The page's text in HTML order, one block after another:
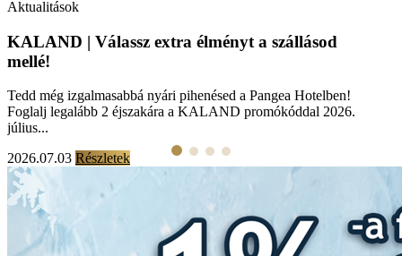
Aktualitások
KALAND | Válassz extra élményt a szállásod
mellé!
Tedd még izgalmasabbá nyári pihenésed a Pangea Hotelben!
Foglalj legalább 2 éjszakára a KALAND promókóddal 2026.
július...
2026.07.03 Részletek